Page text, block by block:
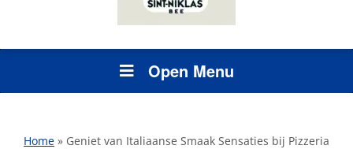
Open Menu
Home » Geniet van Italiaanse Smaak Sensaties bij Pizzeria